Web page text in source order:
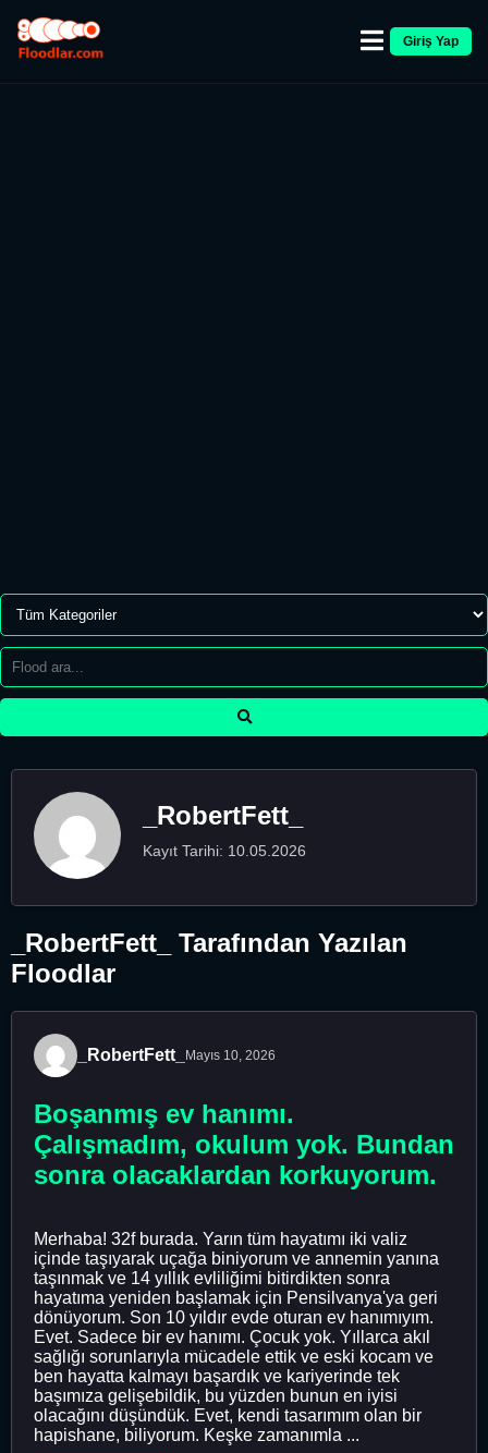
Giriş Yap
_RobertFett_
Kayıt Tarihi: 10.05.2026
_RobertFett_ Tarafından Yazılan
Floodlar
_RobertFett_ Mayıs 10, 2026
Boşanmış ev hanımı.
Çalışmadım, okulum yok. Bundan
sonra olacaklardan korkuyorum.
Merhaba! 32f burada. Yarın tüm hayatımı iki valiz
içinde taşıyarak uçağa biniyorum ve annemin yanına
taşınmak ve 14 yıllık evliliğimi bitirdikten sonra
hayatıma yeniden başlamak için Pensilvanya'ya geri
dönüyorum. Son 10 yıldır evde oturan ev hanımıyım.
Evet. Sadece bir ev hanımı. Çocuk yok. Yıllarca akıl
sağlığı sorunlarıyla mücadele ettik ve eski kocam ve
ben hayatta kalmayı başardık ve kariyerinde tek
başımıza gelişebildik, bu yüzden bunun en iyisi
olacağını düşündük. Evet, kendi tasarımım olan bir
hapishane, biliyorum. Keşke zamanımla ...